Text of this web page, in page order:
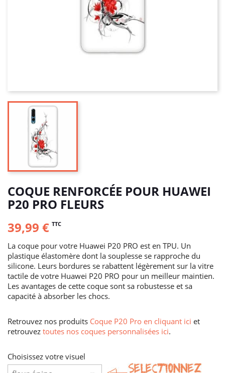
COQUE RENFORCÉE POUR HUAWEI
P20 PRO FLEURS
39,99 € TTC
La coque pour votre Huawei P20 PRO est en TPU. Un
plastique élastomère dont la souplesse se rapproche du
silicone. Leurs bordures se rabattent légèrement sur la vitre
tactile de votre Huawei P20 PRO pour un meilleur maintien.
Les avantages de cette coque sont sa robustesse et sa
capacité à absorber les chocs.
Retrouvez nos produits Coque P20 Pro en cliquant ici et
retrouvez toutes nos coques personnalisées ici.
Choisissez votre visuel